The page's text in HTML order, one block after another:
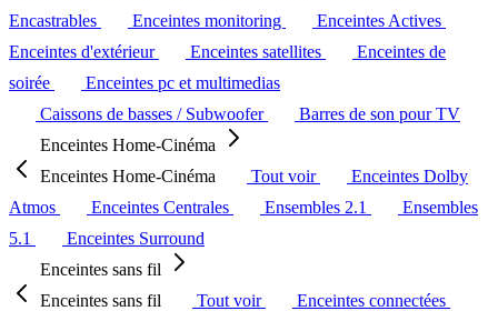
Encastrables
Enceintes monitoring
Enceintes Actives
Enceintes d'extérieur
Enceintes satellites
Enceintes de
soirée
Enceintes pc et multimedias
Caissons de basses / Subwoofer
Barres de son pour TV
Enceintes Home-Cinéma
Enceintes Home-Cinéma
Tout voir
Enceintes Dolby
Atmos
Enceintes Centrales Ensembles 2.1
Ensembles
5.1
Enceintes Surround
Enceintes sans fil
Enceintes sans fil
Tout voir
Enceintes connectées